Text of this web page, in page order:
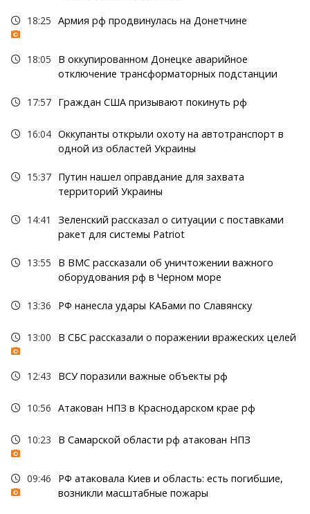
18:25 Армия рф продвинулась на Донетчине
18:05
В оккупированном Донецке аварийное
отключение трансформаторных подстанции
17:57 Граждан США призывают покинуть рф
16:04 Оккупанты открыли охоту на автотранспорт в
одной из областей Украины
15:37 Путин нашел оправдание для захвата
территорий Украины
14:41
Зеленский рассказал о ситуации с поставками
ракет для системы Patriot
13:55
В ВМС рассказали об уничтожении важного
оборудования рф в Черном море
13:36 РФ нанесла удары КАБами по Славянску
13:00 В СБС рассказали о поражении вражеских целей
12:43 ВСУ поразили важные объекты рф
10:56 Атакован НПЗ в Краснодарском крае рф
10:23 В Самарской области рф атакован НПЗ
09:46
РФ атаковала Киев и область: есть погибшие,
возникли масштабные пожары